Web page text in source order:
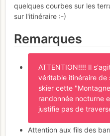
quelques courbes sur les
sur l'itinéraire :-)
Remarques
ATTENTION!!!! Il
véritable itinéraire de
skier cette
randonnée nocturne
justifie pas de
Attention aux fils des